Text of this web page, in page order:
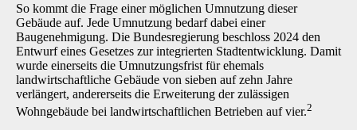
So kommt die Frage einer möglichen Umnutzung dieser
Gebäude auf. Jede Umnutzung bedarf dabei einer
Baugenehmigung. Die Bundesregierung beschloss 2024 den
Entwurf eines Gesetzes zur integrierten Stadtentwicklung. Damit
wurde einerseits die Umnutzungsfrist für ehemals
landwirtschaftliche Gebäude von sieben auf zehn Jahre
verlängert, andererseits die Erweiterung der zulässigen
Wohngebäude bei landwirtschaftlichen Betrieben auf vier.2